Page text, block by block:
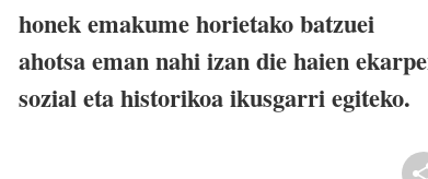
honek emakume horietako batzuei
ahotsa eman nahi izan die haien
sozial eta historikoa ikusgarri egiteko.